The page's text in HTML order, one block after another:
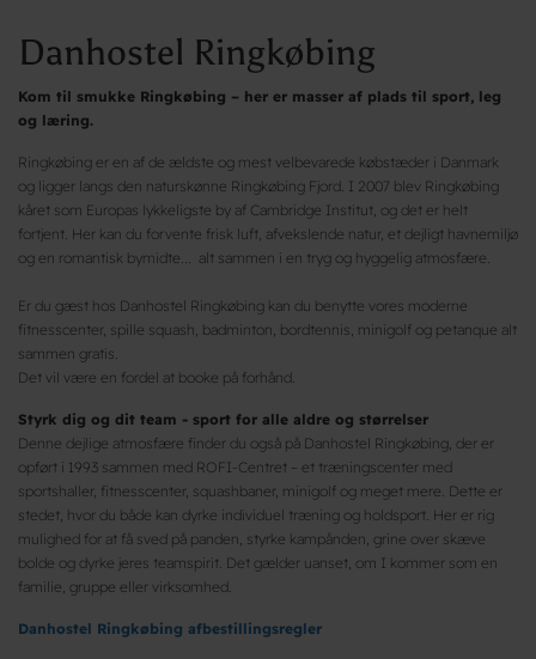
Danhostel Ringkøbing
Kom til smukke Ringkøbing – her er masser af plads til sport, leg
og læring.
Ringkøbing er en af de ældste og mest velbevarede købstæder i Danmark
og ligger langs den naturskønne Ringkøbing Fjord. I 2007 blev Ringkøbing
kåret som Europas lykkeligste by af Cambridge Institut, og det er helt
fortjent. Her kan du forvente frisk luft, afvekslende natur, et dejligt havnemiljø
og en romantisk bymidte... alt sammen i en tryg og hyggelig atmosfære.
Er du gæst hos Danhostel Ringkøbing kan du benytte vores moderne
fitnesscenter, spille squash, badminton, bordtennis, minigolf og petanque alt
sammen gratis.
Det vil være en fordel at booke på forhånd.
Styrk dig og dit team - sport for alle aldre og størrelser
Denne dejlige atmosfære finder du også på Danhostel Ringkøbing, der er
opført i 1993 sammen med ROFI-Centret – et træningscenter med
sportshaller, fitnesscenter, squashbaner, minigolf og meget mere. Dette er
stedet, hvor du både kan dyrke individuel træning og holdsport. Her er rig
mulighed for at få sved på panden, styrke kampånden, grine over skæve
bolde og dyrke jeres teamspirit. Det gælder uanset, om I kommer som en
familie, gruppe eller virksomhed.
Danhostel Ringkøbing afbestillingsregler